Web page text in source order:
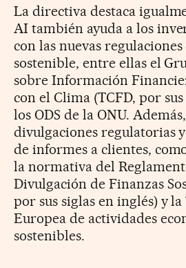
La directiva destaca
AI también ayuda a los
con las nuevas
sostenible, entre ellas el
sobre Información
con el Clima (TCFD, por
los ODS de la ONU.
divulgaciones regulatorias
de informes a clientes,
la normativa del
Divulgación de Finanzas
por sus siglas en inglés) y
Europea de actividades
sostenibles.